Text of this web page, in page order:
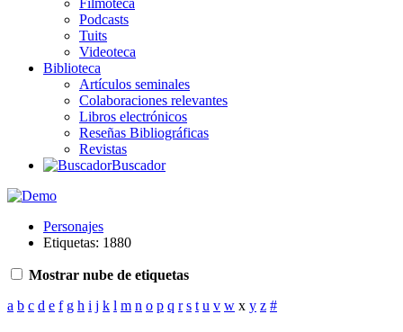
Filmoteca
Podcasts
Tuits
Videoteca
Biblioteca
Artículos seminales
Colaboraciones relevantes
Libros electrónicos
Reseñas Bibliográficas
Revistas
Buscador
Personajes
Etiquetas: 1880
Mostrar nube de etiquetas
a b c d e f g h i j k l m n o p q r s t u v w x y z #